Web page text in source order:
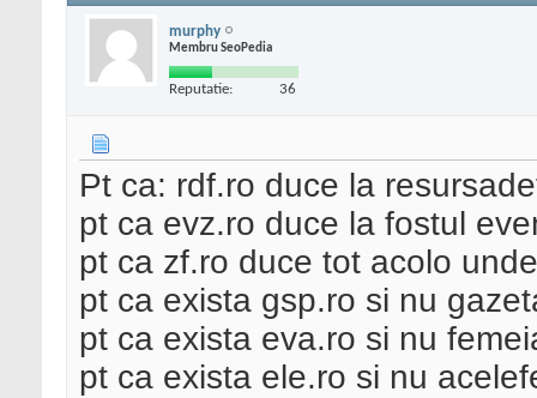
murphy
Membru SeoPedia
Reputatie: 36
Pt ca: rdf.ro duce la
pt ca evz.ro duce la fostul
pt ca zf.ro duce tot acolo
pt ca exista gsp.ro si nu
pt ca exista eva.ro si nu
pt ca exista ele.ro si nu